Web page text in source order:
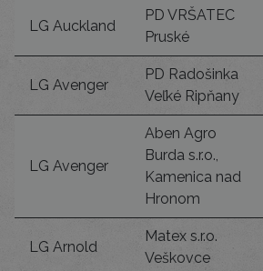
LG Auckland
PD VRŠATEC
Pruské
LG Avenger
PD Radošinka
Veľké Ripňany
LG Avenger
Aben Agro
Burda s.r.o.,
Kamenica nad
Hronom
LG Arnold
Matex s.r.o.
Veškovce